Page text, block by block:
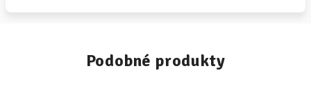
Podobné produkty